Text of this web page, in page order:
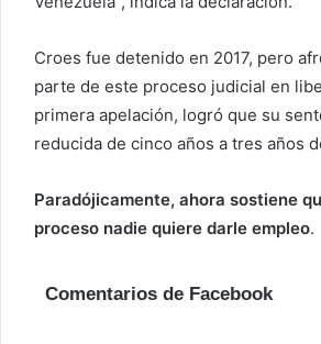
Croes fue detenido en 2017, pero
parte de este proceso judicial en
primera apelación, logró que su
reducida de cinco años a tres años
Paradójicamente, ahora sostiene
proceso nadie quiere darle empleo.
Comentarios de Facebook